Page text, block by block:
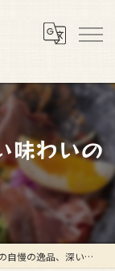
味わいの
の逸品、深い味わいの倭鴨🦆